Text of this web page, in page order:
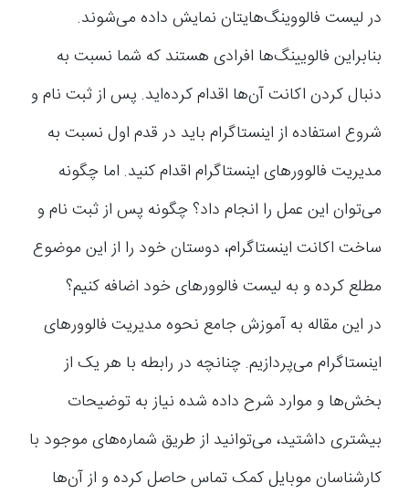
در لیست فالووینگ‌هایتان نمایش داده می‌شوند.
بنابراین فالویینگ‌ها افرادی هستند که شما نسبت به
دنبال کردن اکانت آن‌ها اقدام کرده‌اید. پس از ثبت نام و
شروع استفاده از اینستاگرام باید در قدم اول نسبت به
مدیریت فالوورهای اینستاگرام اقدام کنید. اما چگونه
می‌توان این عمل را انجام داد؟ چگونه پس از ثبت نام و
ساخت اکانت اینستاگرام، دوستان خود را از این موضوع
مطلع کرده و به لیست فالوورهای خود اضافه کنیم؟
در این مقاله به آموزش جامع نحوه مدیریت فالوورهای
اینستاگرام می‌پردازیم. چنانچه در رابطه با هر یک از
بخش‌ها و موارد شرح داده شده نیاز به توضیحات
بیشتری داشتید، می‌توانید از طریق شماره‌های موجود با
کارشناسان موبایل کمک تماس حاصل کرده و از آن‌ها